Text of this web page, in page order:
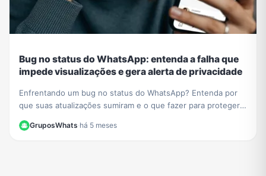
Bug no status do WhatsApp: entenda a falha que
impede visualizações e gera alerta de privacidade
Enfrentando um bug no status do WhatsApp? Entenda por
que suas atualizações sumiram e o que fazer para proteger
GruposWhats·há 5 meses